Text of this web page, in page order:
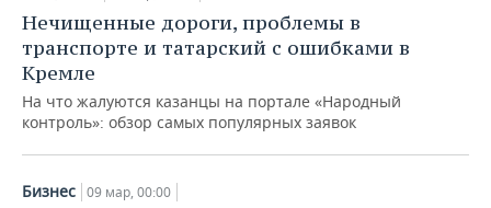
Нечищенные дороги, проблемы в
транспорте и татарский с ошибками в
Кремле
На что жалуются казанцы на портале «Народный
контроль»: обзор самых популярных заявок
Бизнес 09 мар, 00:00